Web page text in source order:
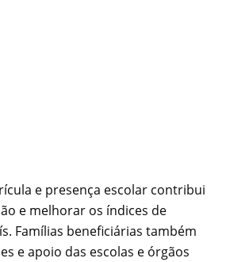
e presença escolar contribui
e melhorar os índices de
Famílias beneficiárias também
e apoio das escolas e órgãos